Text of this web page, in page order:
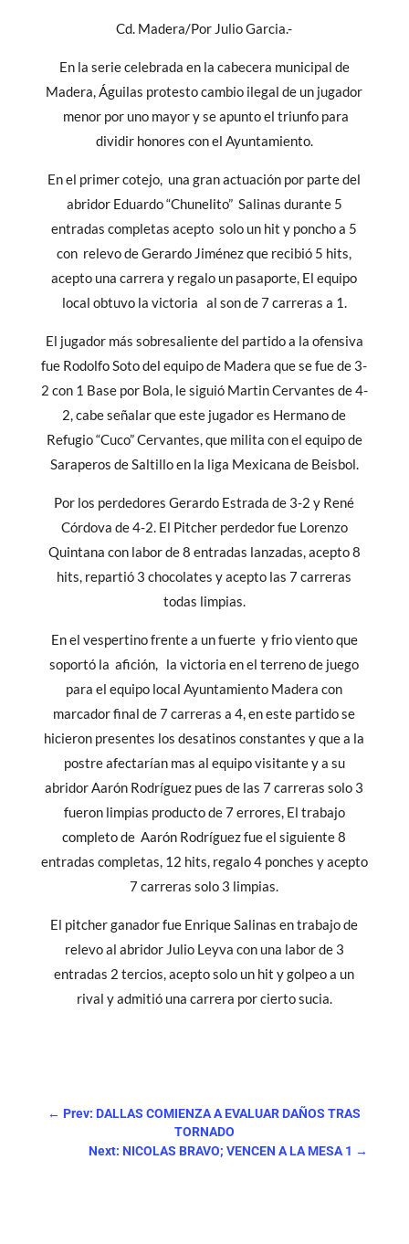
Cd. Madera/Por Julio Garcia.-
En la serie celebrada en la cabecera municipal de
Madera, Águilas protesto cambio ilegal de un jugador
menor por uno mayor y se apunto el triunfo para
dividir honores con el Ayuntamiento.
En el primer cotejo, una gran actuación por parte del
abridor Eduardo “Chunelito” Salinas durante 5
entradas completas acepto solo un hit y poncho a 5
con relevo de Gerardo Jiménez que recibió 5 hits,
acepto una carrera y regalo un pasaporte, El equipo
local obtuvo la victoria al son de 7 carreras a 1.
El jugador más sobresaliente del partido a la ofensiva
fue Rodolfo Soto del equipo de Madera que se fue de 3-
2 con 1 Base por Bola, le siguió Martin Cervantes de 4-
2, cabe señalar que este jugador es Hermano de
Refugio “Cuco” Cervantes, que milita con el equipo de
Saraperos de Saltillo en la liga Mexicana de Beisbol.
Por los perdedores Gerardo Estrada de 3-2 y René
Córdova de 4-2. El Pitcher perdedor fue Lorenzo
Quintana con labor de 8 entradas lanzadas, acepto 8
hits, repartió 3 chocolates y acepto las 7 carreras
todas limpias.
En el vespertino frente a un fuerte y frio viento que
soportó la afición, la victoria en el terreno de juego
para el equipo local Ayuntamiento Madera con
marcador final de 7 carreras a 4, en este partido se
hicieron presentes los desatinos constantes y que a la
postre afectarían mas al equipo visitante y a su
abridor Aarón Rodríguez pues de las 7 carreras solo 3
fueron limpias producto de 7 errores, El trabajo
completo de Aarón Rodríguez fue el siguiente 8
entradas completas, 12 hits, regalo 4 ponches y acepto
7 carreras solo 3 limpias.
El pitcher ganador fue Enrique Salinas en trabajo de
relevo al abridor Julio Leyva con una labor de 3
entradas 2 tercios, acepto solo un hit y golpeo a un
rival y admitió una carrera por cierto sucia.
← Prev: DALLAS COMIENZA A EVALUAR DAÑOS TRAS
TORNADO
Next: NICOLAS BRAVO; VENCEN A LA MESA 1 →